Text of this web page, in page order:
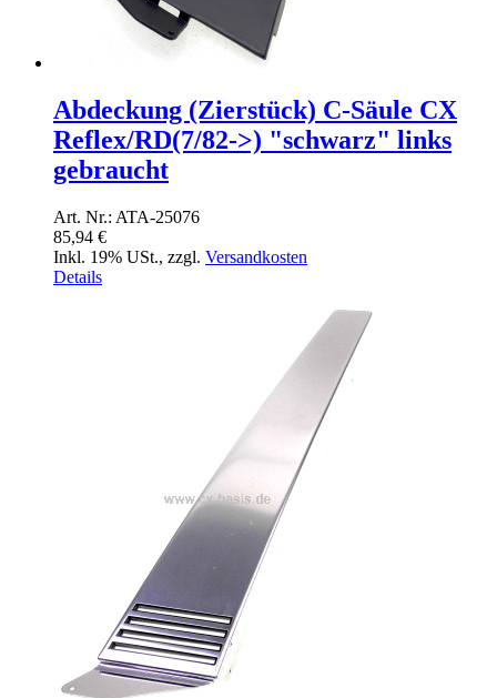
Abdeckung (Zierstück) C-Säule CX
Reflex/RD(7/82->) "schwarz" links
gebraucht
Art. Nr.: ATA-25076
85,94 €
Inkl. 19% USt., zzgl. Versandkosten
Details